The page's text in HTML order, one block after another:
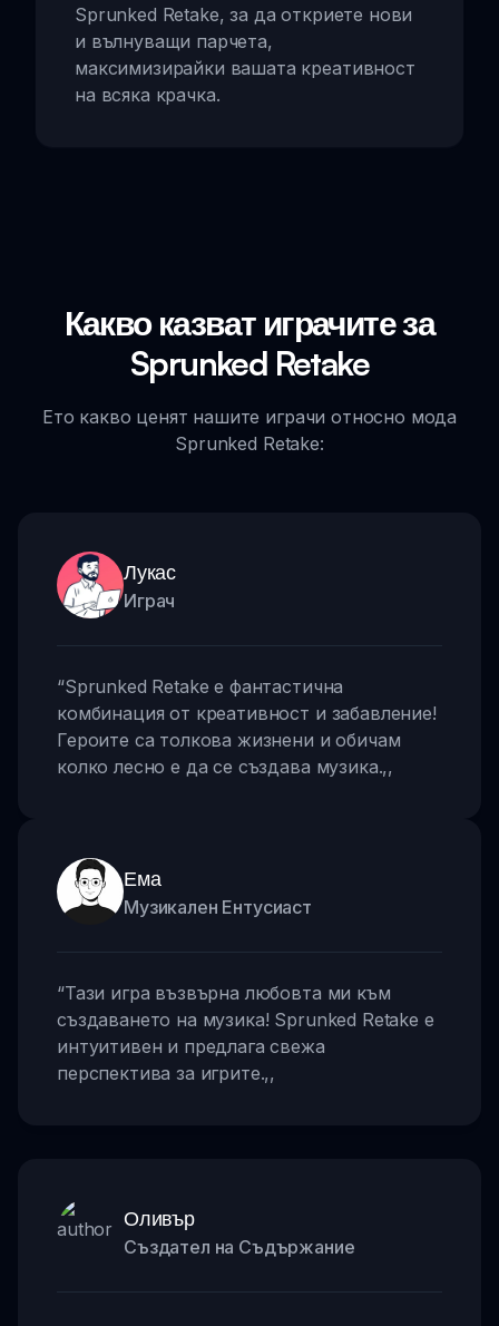
Sprunked Retake, за да откриете нови
и вълнуващи парчета,
максимизирайки вашата креативност
на всяка крачка.
Какво казват играчите за
Sprunked Retake
Ето какво ценят нашите играчи относно мода
Sprunked Retake:
Лукас
Играч
“Sprunked Retake е фантастична
комбинация от креативност и забавление!
Героите са толкова жизнени и обичам
колко лесно е да се създава музика.,,
Ема
Музикален Ентусиаст
“Тази игра възвърна любовта ми към
създаването на музика! Sprunked Retake е
интуитивен и предлага свежа
перспектива за игрите.,,
Оливър
Създател на Съдържание